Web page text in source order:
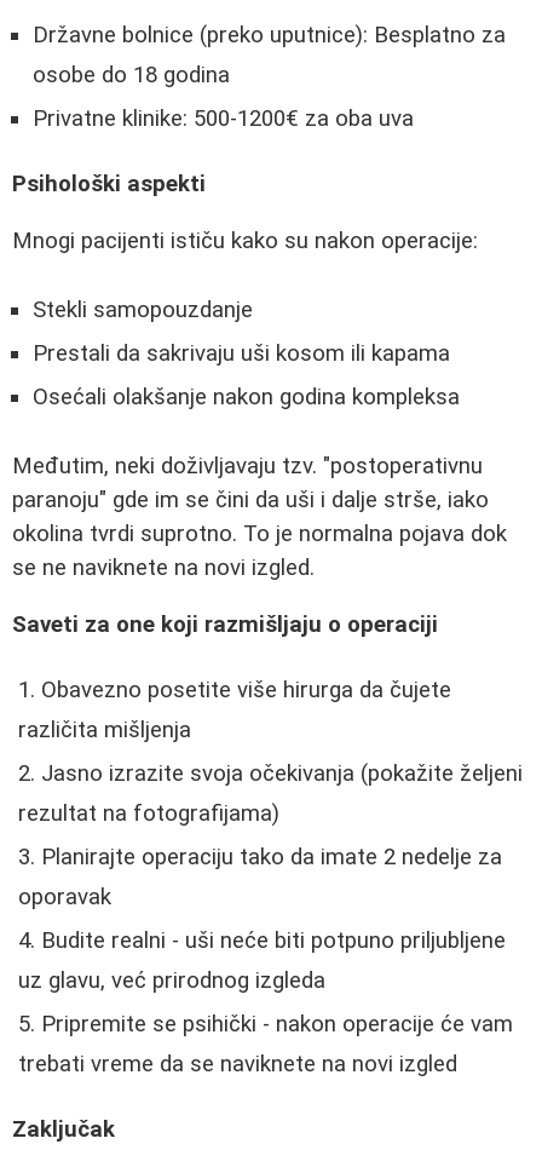
Državne bolnice (preko uputnice): Besplatno za
osobe do 18 godina
Privatne klinike: 500-1200€ za oba uva
Psihološki aspekti
Mnogi pacijenti ističu kako su nakon operacije:
Stekli samopouzdanje
Prestali da sakrivaju uši kosom ili kapama
Osećali olakšanje nakon godina kompleksa
Međutim, neki doživljavaju tzv. "postoperativnu
paranoju" gde im se čini da uši i dalje strše, iako
okolina tvrdi suprotno. To je normalna pojava dok
se ne naviknete na novi izgled.
Saveti za one koji razmišljaju o operaciji
Obavezno posetite više hirurga da čujete
različita mišljenja
Jasno izrazite svoja očekivanja (pokažite željeni
rezultat na fotografijama)
Planirajte operaciju tako da imate 2 nedelje za
oporavak
Budite realni - uši neće biti potpuno priljubljene
uz glavu, već prirodnog izgleda
Pripremite se psihički - nakon operacije će vam
trebati vreme da se naviknete na novi izgled
Zaključak